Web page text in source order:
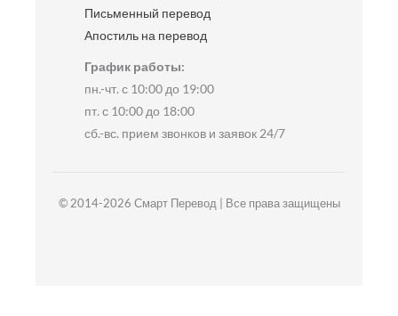
Письменный перевод
Апостиль на перевод
График работы:
пн.-чт. с 10:00 до 19:00
пт. с 10:00 до 18:00
сб.-вс. прием звонков и заявок 24/7
© 2014-2026 Смарт Перевод | Все права защищены